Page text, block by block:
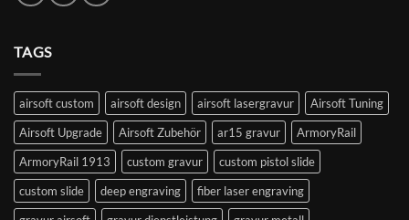
TAGS
airsoft custom airsoft design airsoft lasergravur
Airsoft Tuning
Airsoft Upgrade
Airsoft Zubehör ar15 gravur
ArmoryRail
ArmoryRail 1913
custom gravur
custom pistol slide
custom slide
deep engraving
fiber laser engraving